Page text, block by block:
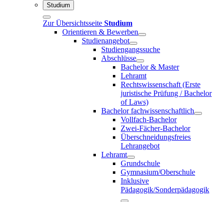
Studium
Zur Übersichtsseite Studium
Orientieren & Bewerben
Studienangebot
Studiengangssuche
Abschlüsse
Bachelor & Master
Lehramt
Rechtswissenschaft (Erste
juristische Prüfung / Bachelor
of Laws)
Bachelor fachwissenschaftlich
Vollfach-Bachelor
Zwei-Fächer-Bachelor
Überschneidungsfreies
Lehrangebot
Lehramt
Grundschule
Gymnasium/Oberschule
Inklusive
Pädagogik/Sonderpädagogik